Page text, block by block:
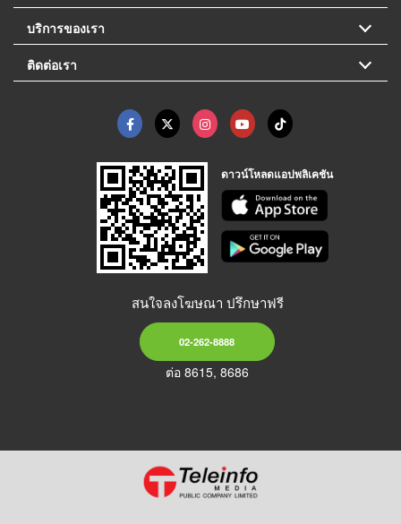
บริการของเรา
ติดต่อเรา
ดาวน์โหลดแอปพลิเคชัน
สนใจลงโฆษณา ปรึกษาฟรี
02-262-8888
ต่อ 8615, 8686